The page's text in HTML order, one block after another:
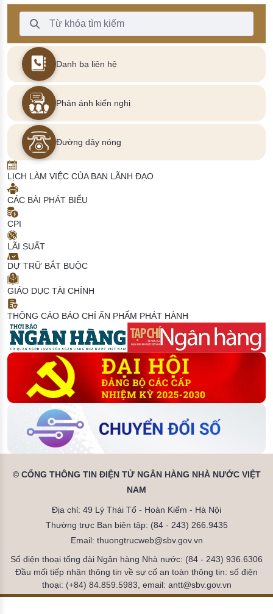
Thanh Tìm kiếm
Danh bạ liên hệ
Phản ánh kiến nghị
Đường dây nóng
LỊCH LÀM VIỆC CỦA BAN LÃNH ĐẠO
CÁC BÀI PHÁT BIỂU
CPI
LÃI SUẤT
DỰ TRỮ BẮT BUỘC
GIÁO DỤC TÀI CHÍNH
THÔNG CÁO BÁO CHÍ ẤN PHẨM PHÁT HÀNH
© CỔNG THÔNG TIN ĐIỆN TỬ NGÂN HÀNG NHÀ NƯỚC VIỆT
NAM
Địa chỉ: 49 Lý Thái Tổ - Hoàn Kiếm - Hà Nội
Thường trực Ban biên tập: (84 - 243) 266.9435
Email: thuongtrucweb@sbv.gov.vn
Số điện thoại tổng đài Ngân hàng Nhà nước: (84 - 243) 936.6306
Đầu mối tiếp nhận thông tin về sự cố an toàn thông tin: số điện
thoại: (+84) 84.859.5983, email: antt@sbv.gov.vn